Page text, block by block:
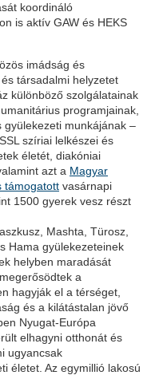
koordináló
is aktív GAW és HEKS
imádság és
társadalmi helyzetet
különböző szolgálatainak
programjainak,
gyülekezeti munkájának –
szíriai lelkészei és
életét, diakóniai
azt a Magyar
támogatott vasárnapi
1500 gyerek vesz részt
Mashta, Türosz,
Hama gyülekezeteinek
helyben maradását
a
hagyják el a térséget,
és a kilátástalan jövő
Nyugat-Európa
elhagyni otthonát és
ugyancsak
életet. Az egymillió lakosú